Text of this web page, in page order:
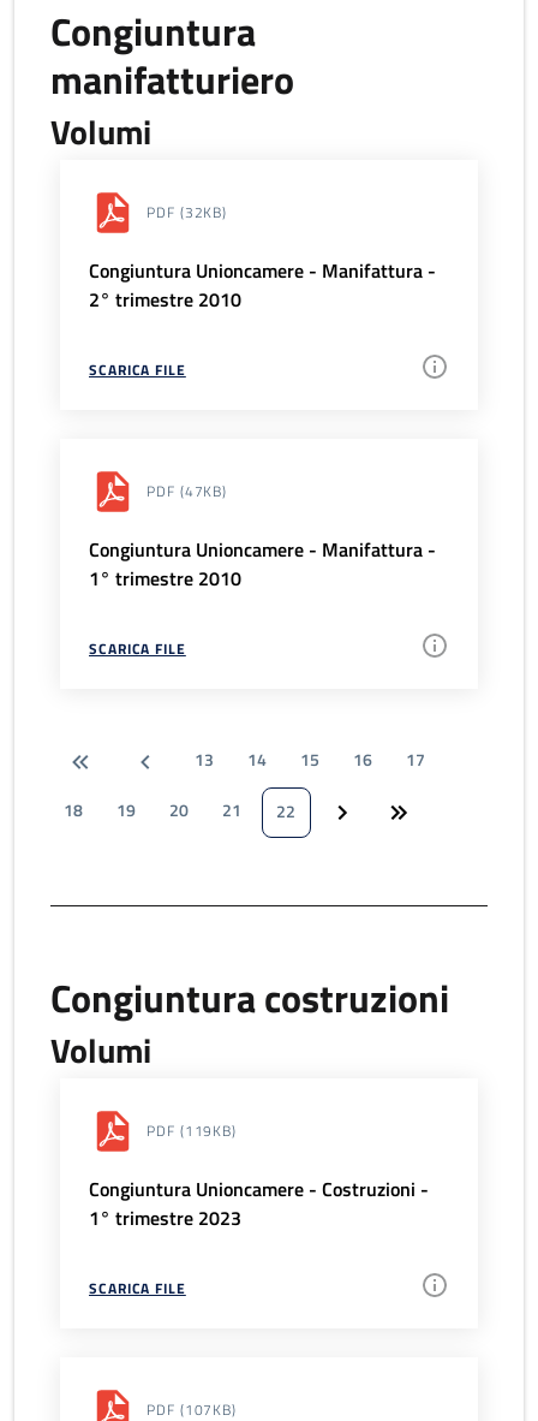
Congiuntura
manifatturiero
Volumi
PDF (32KB)
Congiuntura Unioncamere - Manifattura -
2° trimestre 2010
SCARICA FILE
PDF (47KB)
Congiuntura Unioncamere - Manifattura -
1° trimestre 2010
SCARICA FILE
13 14 15 16
17
18
19 20 21 22
Congiuntura costruzioni
Volumi
PDF (119KB)
Congiuntura Unioncamere - Costruzioni -
1° trimestre 2023
SCARICA FILE
PDF (107KB)